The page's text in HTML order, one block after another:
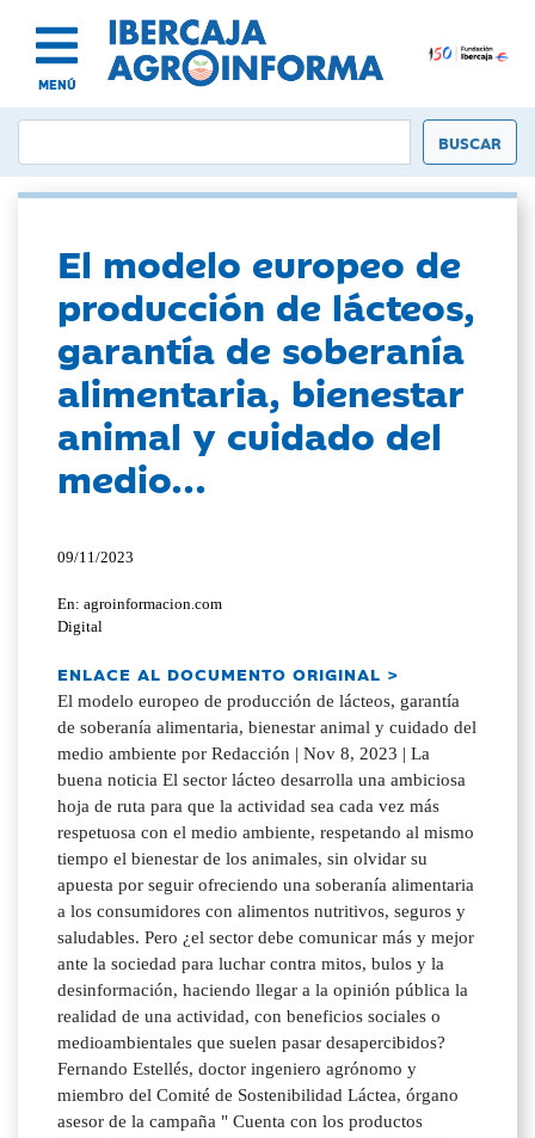
MENÚ
El modelo europeo de
producción de lácteos,
garantía de soberanía
alimentaria, bienestar
animal y cuidado del
medio...
09/11/2023
En: agroinformacion.com
Digital
ENLACE AL DOCUMENTO ORIGINAL >
El modelo europeo de producción de lácteos, garantía
de soberanía alimentaria, bienestar animal y cuidado del
medio ambiente por Redacción | Nov 8, 2023 | La
buena noticia El sector lácteo desarrolla una ambiciosa
hoja de ruta para que la actividad sea cada vez más
respetuosa con el medio ambiente, respetando al mismo
tiempo el bienestar de los animales, sin olvidar su
apuesta por seguir ofreciendo una soberanía alimentaria
a los consumidores con alimentos nutritivos, seguros y
saludables. Pero ¿el sector debe comunicar más y mejor
ante la sociedad para luchar contra mitos, bulos y la
desinformación, haciendo llegar a la opinión pública la
realidad de una actividad, con beneficios sociales o
medioambientales que suelen pasar desapercibidos?
Fernando Estellés, doctor ingeniero agrónomo y
miembro del Comité de Sostenibilidad Láctea, órgano
asesor de la campaña " Cuenta con los productos